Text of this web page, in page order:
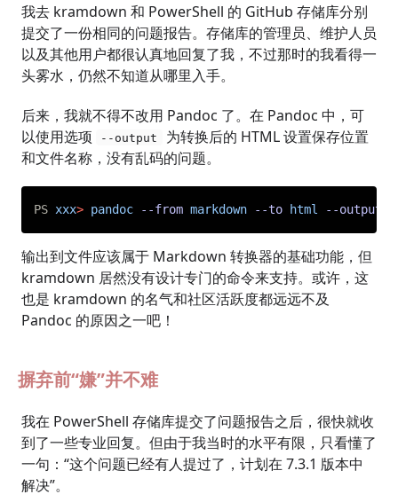
我去 kramdown 和 PowerShell 的 GitHub 存储库分别
提交了一份相同的问题报告。存储库的管理员、维护人员
以及其他用户都很认真地回复了我，不过那时的我看得一
头雾水，仍然不知道从哪里入手。
后来，我就不得不改用 Pandoc 了。在 Pandoc 中，可
以使用选项
--output
为转换后的 HTML 设置保存位置
和文件名称，没有乱码的问题。
PS xxx> pandoc --from markdown --to html --output
输出到文件应该属于 Markdown 转换器的基础功能，但
kramdown 居然没有设计专门的命令来支持。或许，这
也是 kramdown 的名气和社区活跃度都远远不及
Pandoc 的原因之一吧！
摒弃前“嫌”并不难
我在 PowerShell 存储库提交了问题报告之后，很快就收
到了一些专业回复。但由于我当时的水平有限，只看懂了
一句：“这个问题已经有人提过了，计划在 7.3.1 版本中
解决”。